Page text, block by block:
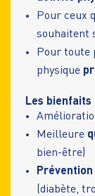
Pour ceux
souhaitent
Pour toute
physique
Les
Meilleure
bien-être)
(diabète,